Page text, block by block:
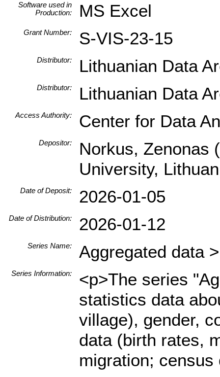
Software used in
Production:
MS Excel
Grant Number: S-VIS-23-15
Distributor: Lithuanian Data
Distributor: Lithuanian Data
Access Authority: Center for Data
Depositor:
Norkus, Zenonas
University,
Date of Deposit: 2026-01-05
Date of Distribution: 2026-01-12
Series Name: Aggregated data
Series Information:
<p>The series
statistics data
village), gender,
data (birth rates,
migration; census